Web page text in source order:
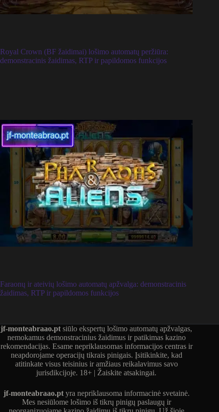
Royal Crown (BF žaidimai) lošimo automatų peržiūra:
demonstracinis žaidimas, RTP ir papildomos funkcijos
Faraonų ir ateivių lošimo automatų apžvalga: demonstracinis
žaidimas, RTP ir papildomos funkcijos
jf-monteabraao.pt siūlo ekspertų lošimo automatų apžvalgas,
nemokamus demonstracinius žaidimus ir patikimas kazino
rekomendacijas. Esame nepriklausomas informacijos centras ir
neapdorojame operacijų tikrais pinigais. Įsitikinkite, kad
atitinkate visus teisinius ir amžiaus reikalavimus savo
jurisdikcijoje. 18+ | Žaiskite atsakingai.
jf-monteabraao.ptyra nepriklausoma informacinė svetainė.
Mes nesiūlome lošimo iš tikrų pinigų paslaugų ir